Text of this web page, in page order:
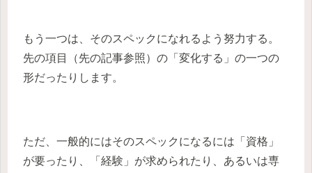
もう一つは、そのスペックになれるよう努力する。
先の項目（先の記事参照）の「変化する」の一つの
形だったりします。
ただ、一般的にはそのスペックになるには「資格」
が要ったり、「経験」が求められたり、あるいは専